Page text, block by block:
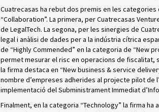
Cuatrecasas ha rebut dos premis en les categories
“Collaboration”. La primera, per Cuatrecasas
de LegalTech. La segona, per les sinergies de
legal i anàlisi de dades per a la indústria cítrica
de “Highly Commended” en la categoria de “New
permet mesurar el risc en operacions de fiscalitat,
la firma destaca en “New business & service
nombre d’empreses adherides al projecte pilot de
implementació del Subministrament Immediat
Finalment, en la categoria “Technology” la firma